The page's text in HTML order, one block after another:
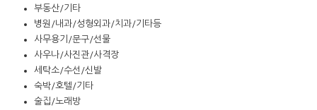
부동산/기타
병원/내과/성형외과/치과/기타등
사무용기/문구/선물
사우나/사진관/사격장
세탁소/수선/신발
숙박/호텔/기타
술집/노래방